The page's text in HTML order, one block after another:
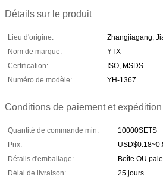
Détails sur le produit
Lieu d'origine:
Zhangjiagang,
Nom de marque:
YTX
Certification:
ISO, MSDS
Numéro de modèle:
YH-1367
Conditions de paiement et expédition
Quantité de commande min:
10000SETS
Prix:
Détails d'emballage:
Boîte OU
Délai de livraison:
25 jours